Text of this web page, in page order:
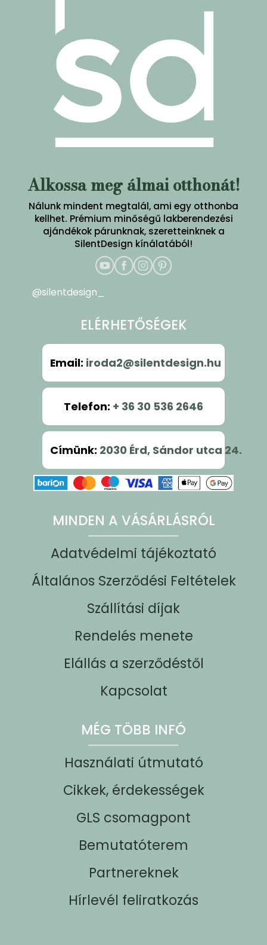
Alkossa meg álmai otthonát!
Nálunk mindent megtalál, ami egy otthonba
kellhet. Prémium minőségű lakberendezési
ajándékok párunknak, szeretteinknek a
SilentDesign kínálatából!
MINDEN A VÁSÁRLÁSRÓL
Adatvédelmi tájékoztató
Általános Szerződési Feltételek
Szállítási díjak
Rendelés menete
Elállás a szerződéstől
Kapcsolat
MÉG TÖBB INFÓ
Használati útmutató
Cikkek, érdekességek
GLS csomagpont
Bemutatóterem
Partnereknek
Hírlevél feliratkozás
@silentdesign_
ELÉRHETŐSÉGEK
Email: iroda2@silentdesign.hu
Telefon: + 36 30 536 2646
Címünk: 2030 Érd, Sándor utca 24.